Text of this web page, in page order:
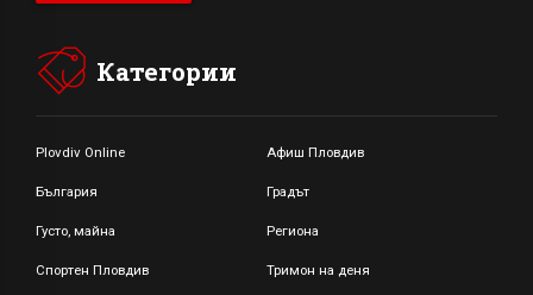
Категории
Plovdiv Online Афиш Пловдив
България Градът
Густо, майна Региона
Спортен Пловдив Тримон на деня